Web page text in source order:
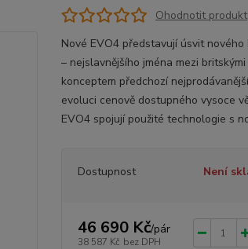
Ohodnotit produkt
Nové EVO4 představují úsvit
– nejslavnějšího jména mezi
konceptem předchozí
evoluci cenově dostupného vysoce
EVO4 spojují použité technologie s
Dostupnost Není
46 690 Kč/pár
38 587 Kč bez DPH